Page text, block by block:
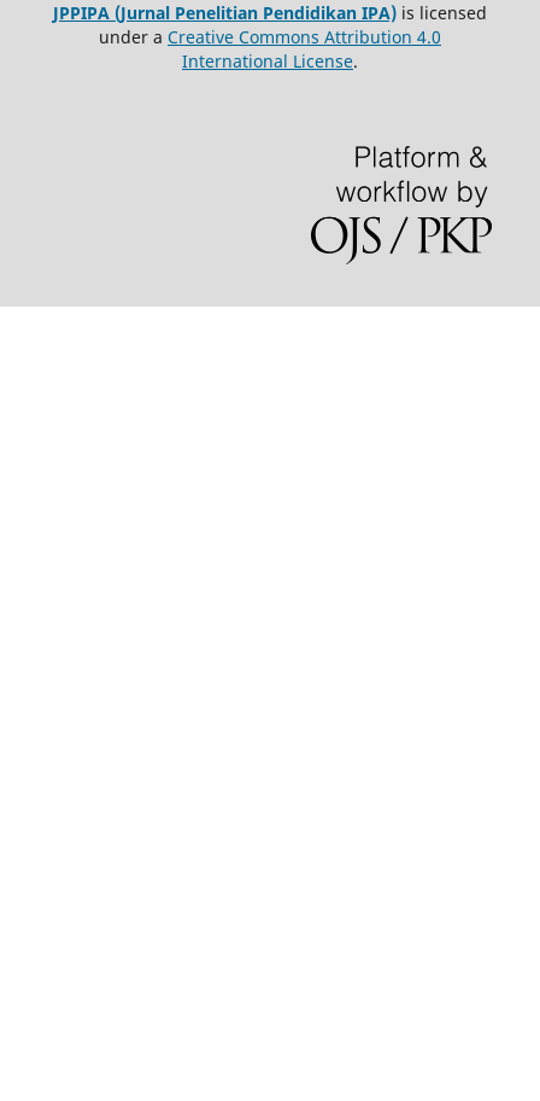
JPPIPA (Jurnal Penelitian Pendidikan IPA) is licensed
under a Creative Commons Attribution 4.0
International License.